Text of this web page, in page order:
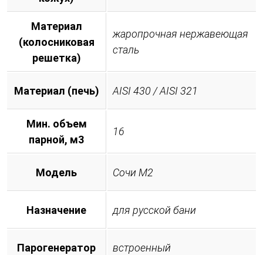
Материал
(колосниковая
решетка)
жаропрочная нержавеющая
сталь
Материал (печь) AISI 430 / AISI 321
Мин. объем
парной, м3
16
Модель Сочи М2
Назначение для русской бани
Парогенератор встроенный